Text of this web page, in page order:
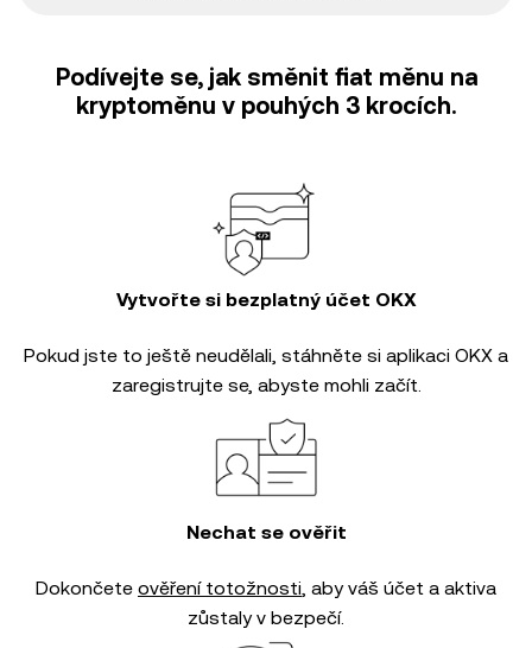
Podívejte se, jak směnit fiat měnu na
kryptoměnu v pouhých 3 krocích.
Vytvořte si bezplatný účet OKX
Pokud jste to ještě neudělali, stáhněte si aplikaci OKX a
zaregistrujte se, abyste mohli začít.
Nechat se ověřit
Dokončete ověření totožnosti, aby váš účet a aktiva
zůstaly v bezpečí.